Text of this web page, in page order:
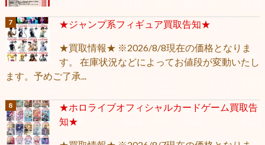
★ジャンプ系フィギュア買取告知★
★買取情報★ ※2026/8/8現在の価格となりま
す。 在庫状況などによってお値段が変動いたし
ます。予めご了承...
★ホロライブオフィシャルカードゲーム買取告
知★